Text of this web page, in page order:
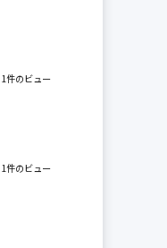
1件のビュー
1件のビュー